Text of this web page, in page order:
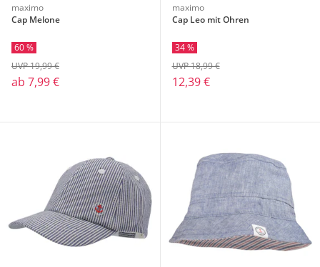
maximo
Cap Melone
60 %
ab 7,99 €
UVP 19,99 €
maximo
Cap Leo mit Ohren
34 %
12,39 €
UVP 18,99 €